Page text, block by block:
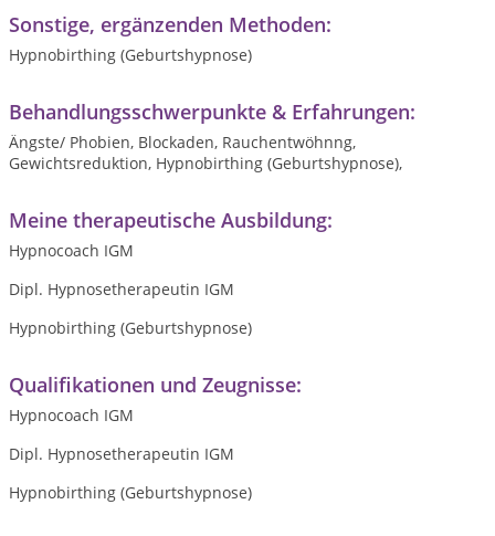
Sonstige, ergänzenden Methoden:
Hypnobirthing (Geburtshypnose)
Behandlungsschwerpunkte & Erfahrungen:
Ängste/ Phobien, Blockaden, Rauchentwöhnng,
Gewichtsreduktion, Hypnobirthing (Geburtshypnose),
Meine therapeutische Ausbildung:
Hypnocoach IGM
Dipl. Hypnosetherapeutin IGM
Hypnobirthing (Geburtshypnose)
Qualifikationen und Zeugnisse:
Hypnocoach IGM
Dipl. Hypnosetherapeutin IGM
Hypnobirthing (Geburtshypnose)